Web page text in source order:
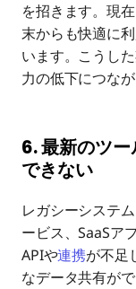
を招きます。現
末からも快適に
います。こうし
力の低下につなが
6. 最新のツ
できない
レガシーシステ
ービス、SaaSア
APIや連携が不足
なデータ共有が